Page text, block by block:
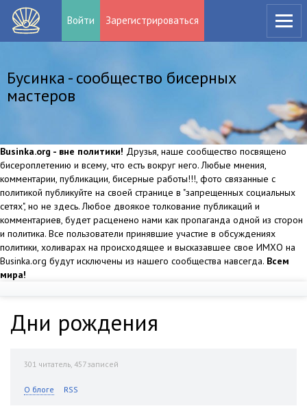
Войти Зарегистрироваться
Бусинка - сообщество бисерных
мастеров
Businka.org - вне политики! Друзья, наше сообщество посвящено
бисероплетению и всему, что есть вокруг него. Любые мнения,
комментарии, публикации, бисерные работы!!!, фото связанные с
политикой публикуйте на своей странице в "запрещенных социальных
сетях", но не здесь. Любое двоякое толкование публикаций и
комментариев, будет расценено нами как пропаганда одной из сторон
и политика. Все пользователи принявшие участие в обсуждениях
политики, холиварах на происходящее и высказавшее свое ИМХО на
Businka.org будут исключены из нашего сообщества навсегда. Всем
мира!
Дни рождения
301 читатель, 457 записей
О блоге RSS